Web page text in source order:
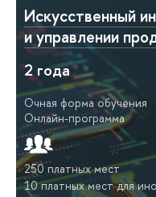
Искусственный
и управлении
2 года
Очная форма обучения
Онлайн-программа
250 платных мест
10 платных мест для